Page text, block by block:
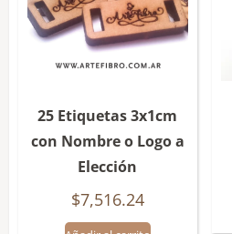
25 Etiquetas 3x1cm
con Nombre o Logo a
Elección
$7,516.24